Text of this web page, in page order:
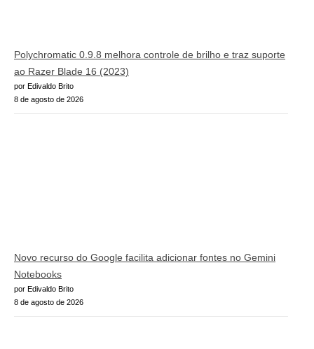
Polychromatic 0.9.8 melhora controle de brilho e traz suporte
ao Razer Blade 16 (2023)
por Edivaldo Brito
8 de agosto de 2026
Novo recurso do Google facilita adicionar fontes no Gemini
Notebooks
por Edivaldo Brito
8 de agosto de 2026